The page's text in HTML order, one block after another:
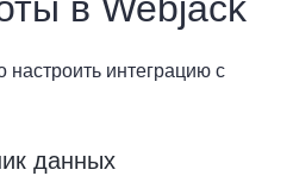
настроить интеграцию с
данных